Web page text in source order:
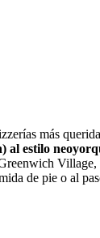
más
al estilo
Village,
de pie o al